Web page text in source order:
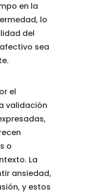
en la
lo
del
sea
el
validación
o
La
ansiedad,
y estos